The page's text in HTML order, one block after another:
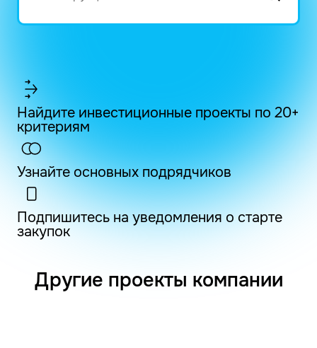
Найдите инвестиционные проекты по 20+
критериям
Узнайте основных подрядчиков
Подпишитесь на уведомления о старте
закупок
Другие проекты компании